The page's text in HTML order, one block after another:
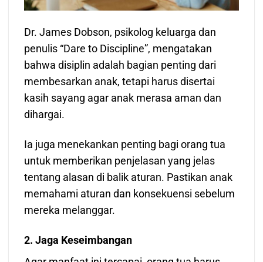
Dr. James Dobson, psikolog keluarga dan
penulis “Dare to Discipline”, mengatakan
bahwa disiplin adalah bagian penting dari
membesarkan anak, tetapi harus disertai
kasih sayang agar anak merasa aman dan
dihargai.
Ia juga menekankan penting bagi orang tua
untuk memberikan penjelasan yang jelas
tentang alasan di balik aturan. Pastikan anak
memahami aturan dan konsekuensi sebelum
mereka melanggar.
2. Jaga Keseimbangan